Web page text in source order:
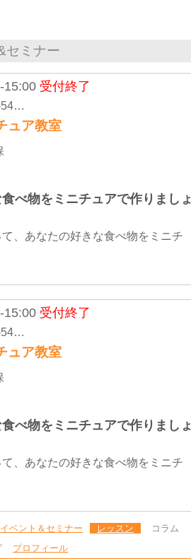
セミナー
15:00 受付終了
54…
ュア教室
べ物をミニチュアで作りましょ
、あなたの好きな食べ物をミニチ
15:00 受付終了
54…
ュア教室
べ物をミニチュアで作りましょ
、あなたの好きな食べ物をミニチ
イベント＆セミナー レッスン
コラム
プロフィール